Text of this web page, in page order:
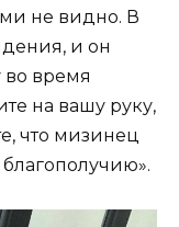
не видно. В
и он
во время
на вашу руку,
что мизинец